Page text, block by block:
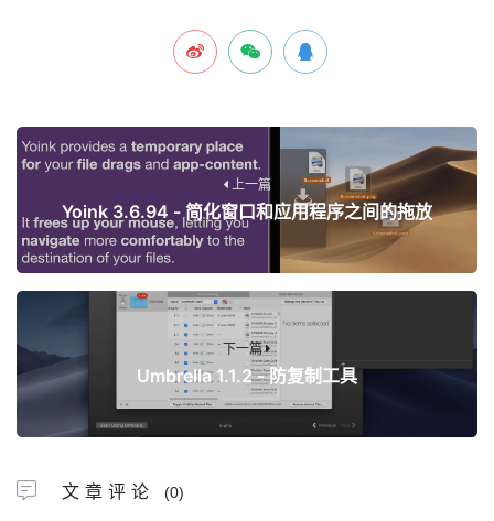
上一篇
Yoink 3.6.94 - 简化窗口和应用程序之间的拖放
下一篇
Umbrella 1.1.2 - 防复制工具
文章评论 (0)